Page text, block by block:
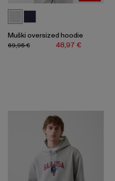
Muški oversized hoodie
48,97 €
69,95 €